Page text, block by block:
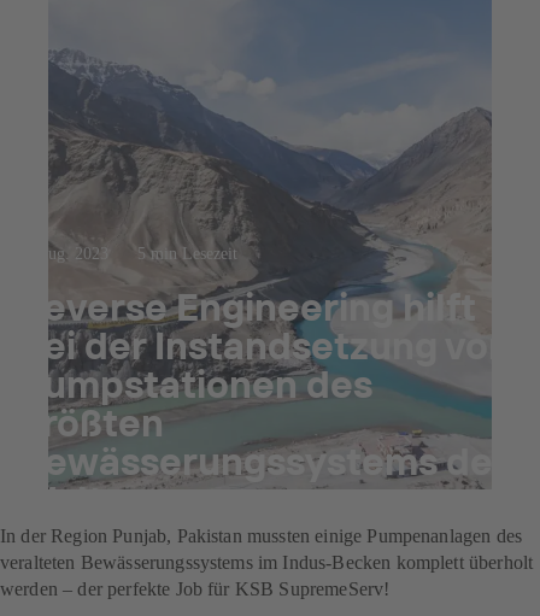
3. Aug. 2023 5 min Lesezeit
Reverse Engineering hilft
bei der Instandsetzung von
Pumpstationen des
größten
Bewässerungssystems der
Welt
In der Region Punjab, Pakistan mussten einige Pumpenanlagen des
veralteten Bewässerungssystems im Indus-Becken komplett überholt
werden – der perfekte Job für KSB SupremeServ!